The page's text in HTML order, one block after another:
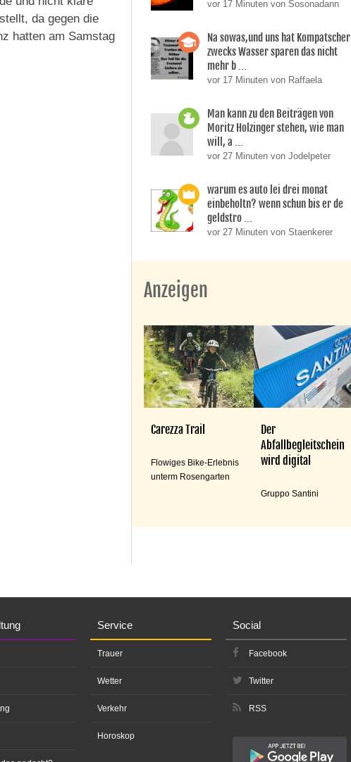
da gegen die
hatten am Samstag
vor 17 Minuten von Sosonadann
Na sowas,und uns hat Kompatscher
zwecks Wasser sparen das nicht
mehr b ...
vor 17 Minuten von Raffaela
Man kann zu den Beiträgen von
Moritz Holzinger stehen, wie man
will, a ...
vor 27 Minuten von Jodelpeter
warum es auto lei drei monat
einbeholtn? wenn schun bis er de
geldstro ...
vor 27 Minuten von Staenkerer
Anzeigen
Carezza Trail
Flowiges Bike-Erlebnis
unterm Rosengarten
Der
Abfallbegleitschein
wird digital
Gruppo Santini
Service
Trauer
Wetter
Verkehr
Horoskop
Social
Facebook
Twitter
RSS